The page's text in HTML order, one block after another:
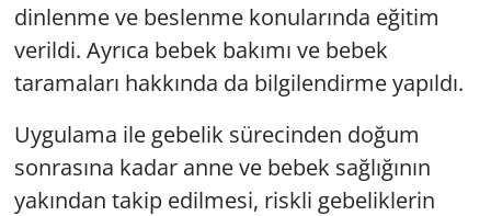
dinlenme ve beslenme konularında eğitim
verildi. Ayrıca bebek bakımı ve bebek
taramaları hakkında da bilgilendirme yapıldı.
Uygulama ile gebelik sürecinden doğum
sonrasına kadar anne ve bebek sağlığının
yakından takip edilmesi, riskli gebeliklerin